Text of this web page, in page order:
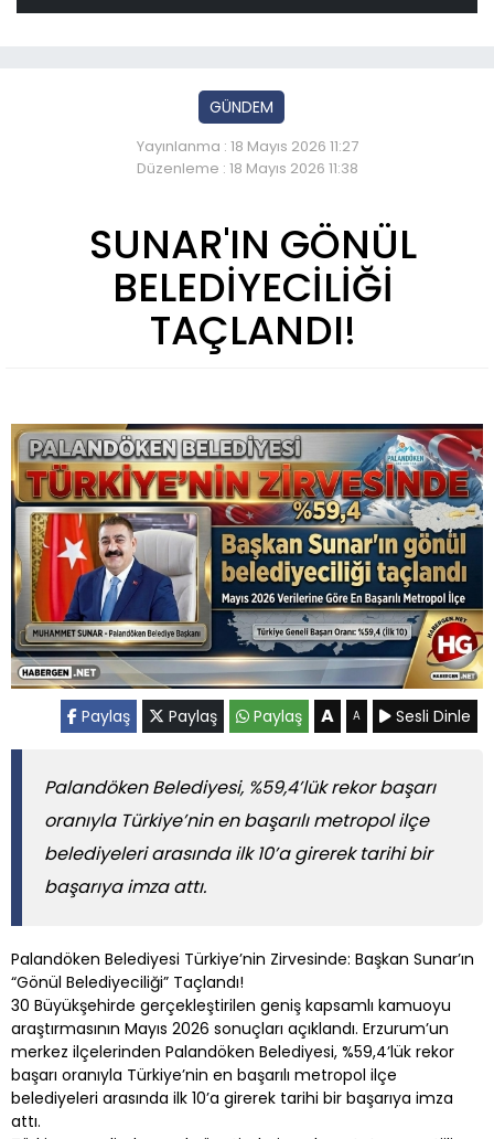
GÜNDEM
Yayınlanma : 18 Mayıs 2026 11:27
Düzenleme : 18 Mayıs 2026 11:38
SUNAR'IN GÖNÜL
BELEDİYECİLİĞİ
TAÇLANDI!
Paylaş Paylaş Paylaş A A Sesli Dinle
Palandöken Belediyesi, %59,4’lük rekor başarı
oranıyla Türkiye’nin en başarılı metropol ilçe
belediyeleri arasında ilk 10’a girerek tarihi bir
başarıya imza attı.
Palandöken Belediyesi Türkiye’nin Zirvesinde: Başkan Sunar’ın
“Gönül Belediyeciliği” Taçlandı!
30 Büyükşehirde gerçekleştirilen geniş kapsamlı kamuoyu
araştırmasının Mayıs 2026 sonuçları açıklandı. Erzurum’un
merkez ilçelerinden Palandöken Belediyesi, %59,4’lük rekor
başarı oranıyla Türkiye’nin en başarılı metropol ilçe
belediyeleri arasında ilk 10’a girerek tarihi bir başarıya imza
attı.